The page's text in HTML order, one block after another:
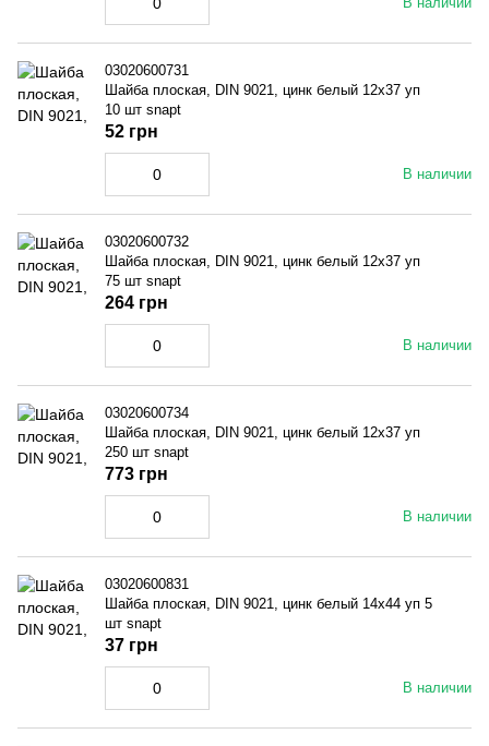
03020600731
Шайба плоская, DIN 9021, цинк белый 12x37 уп
10 шт snapt
В наличии
52 грн
03020600732
Шайба плоская, DIN 9021, цинк белый 12x37 уп
75 шт snapt
В наличии
264 грн
03020600734
Шайба плоская, DIN 9021, цинк белый 12x37 уп
250 шт snapt
В наличии
773 грн
03020600831
Шайба плоская, DIN 9021, цинк белый 14x44 уп 5
шт snapt
В наличии
37 грн